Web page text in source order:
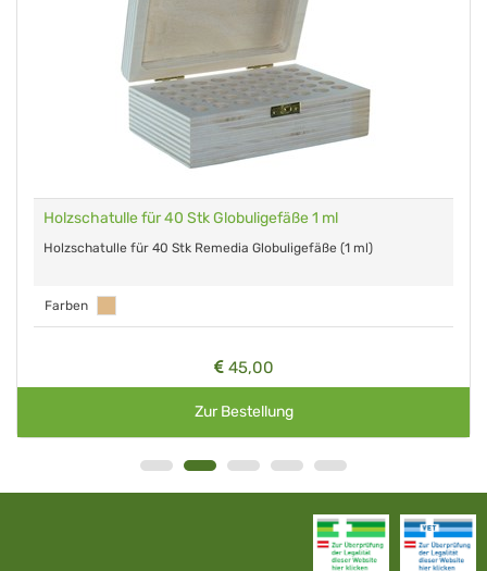
Holzschatulle für 40 Stk Globuligefäße 1 ml
Holzschatulle für 40 Stk Remedia Globuligefäße (1 ml)
Farben
45,00
Zur Bestellung